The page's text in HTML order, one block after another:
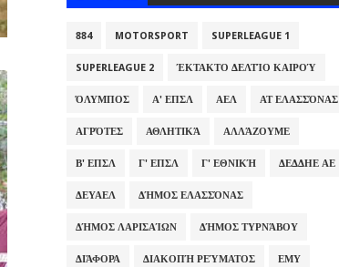
884 MOTORSPORT SUPERLEAGUE 1
SUPERLEAGUE 2 ΈΚΤΑΚΤΟ ΔΕΛΤΊΟ ΚΑΙΡΟΎ
ΌΛΥΜΠΟΣ Α' ΕΠΣΛ ΑΕΛ ΑΤ ΕΛΑΣΣΌΝΑΣ
ΑΓΡΌΤΕΣ ΑΘΛΗΤΙΚΆ ΑΛΛΆΖΟΥΜΕ
Β' ΕΠΣΛ Γ' ΕΠΣΛ Γ' ΕΘΝΙΚΉ ΔΕΔΔΗΕ ΑΕ
ΔΕΥΑΕΛ ΔΉΜΟΣ ΕΛΑΣΣΌΝΑΣ
ΔΉΜΟΣ ΛΑΡΙΣΑΊΩΝ ΔΉΜΟΣ ΤΥΡΝΆΒΟΥ
ΔΙΆΦΟΡΑ ΔΙΑΚΟΠΉ ΡΕΎΜΑΤΟΣ ΕΜΥ